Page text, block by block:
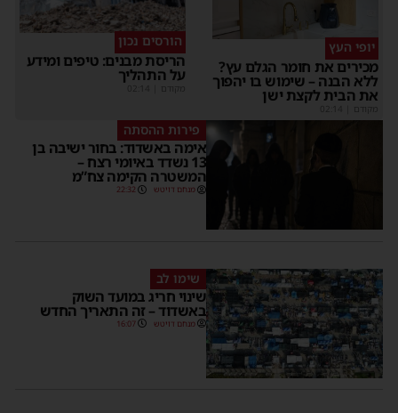
יופי העץ
מכירים את חומר הגלם עץ?
ללא הבנה – שימוש בו יהפוך
את הבית לקצת ישן
מקודם
הורסים נכון
הריסת מבנים: טיפים ומידע
על התהליך
מקודם
פירות ההסתה
אימה באשדוד: בחור ישיבה בן
13 נשדד באיומי רצח –
המשטרה הקימה צח”מ
מנחם דויטש 22:32
שימו לב
שינוי חריג במועד השוק
באשדוד – זה התאריך החדש
מנחם דויטש 16:07